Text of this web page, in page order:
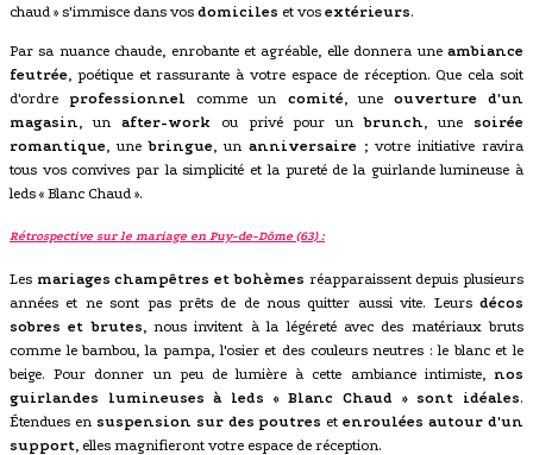
chaud » s'immisce dans vos domiciles et vos extérieurs.
Par sa nuance chaude, enrobante et agréable, elle donnera une ambiance
feutrée , poétique et rassurante à votre espace de réception. Que cela soit
d'ordre professionnel comme un comité, une ouverture d'un
magasin , un after-work ou privé pour unbrunch , une soirée
romantique , unebringue , un anniversaire ; votre initiative ravira
tous vos convives par la simplicité et la pureté de la guirlande lumineuse à
leds « Blanc Chaud ».
Rétrospective sur le mariage en Puy-de-Dôme (63) :
Les mariages champêtres et bohèmes réapparaissent depuis plusieurs
années et ne sont pas prêts de de nous quitter aussi vite. Leurs décos
sobres et brutes , nous invitent à la légéreté avec des matériaux bruts
comme le bambou, la pampa, l'osier et des couleurs neutres : le blanc et le
beige. Pour donner un peu de lumière à cette ambiance intimiste, nos
guirlandes lumineuses à leds « Blanc Chaud » sont idéales.
Étendues en suspension sur des poutres etenroulées autour d'un
support , elles magnifieront votre espace de réception.